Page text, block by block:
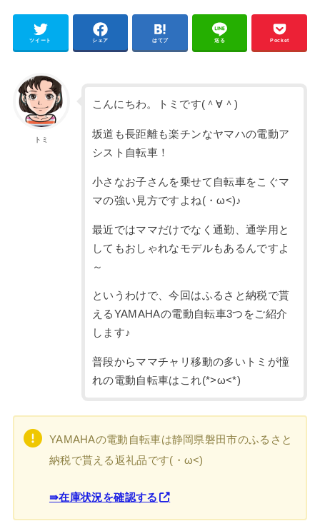
ツイート シェア はてブ 送る Pocket
トミ
こんにちわ。トミです(＾∀＾)
坂道も長距離も楽チンなヤマハの電動ア
シスト自転車！
小さなお子さんを乗せて自転車をこぐマ
マの強い見方ですよね(・ω<)♪
最近ではママだけでなく通勤、通学用と
してもおしゃれなモデルもあるんですよ
～
というわけで、今回はふるさと納税で貰
えるYAMAHAの電動自転車3つをご紹介
します♪
普段からママチャリ移動の多いトミが憧
れの電動自転車はこれ(*>ω<*)
YAMAHAの電動自転車は静岡県磐田市のふるさと
納税で貰える返礼品です(・ω<)
⇛在庫状況を確認する